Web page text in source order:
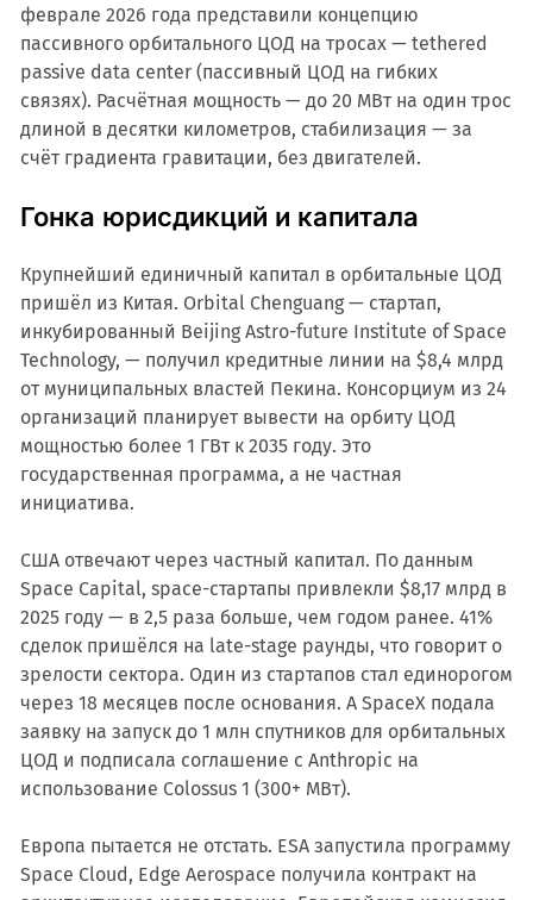
феврале 2026 года представили концепцию
пассивного орбитального ЦОД на тросах — tethered
passive data center (пассивный ЦОД на гибких
связях). Расчётная мощность — до 20 МВт на один трос
длиной в десятки километров, стабилизация — за
счёт градиента гравитации, без двигателей.
Гонка юрисдикций и капитала
Крупнейший единичный капитал в орбитальные ЦОД
пришёл из Китая. Orbital Chenguang — стартап,
инкубированный Beijing Astro-future Institute of Space
Technology, — получил кредитные линии на $8,4 млрд
от муниципальных властей Пекина. Консорциум из 24
организаций планирует вывести на орбиту ЦОД
мощностью более 1 ГВт к 2035 году. Это
государственная программа, а не частная
инициатива.
США отвечают через частный капитал. По данным
Space Capital, space-стартапы привлекли $8,17 млрд в
2025 году — в 2,5 раза больше, чем годом ранее. 41%
сделок пришёлся на late-stage раунды, что говорит о
зрелости сектора. Один из стартапов стал единорогом
через 18 месяцев после основания. А SpaceX подала
заявку на запуск до 1 млн спутников для орбитальных
ЦОД и подписала соглашение с Anthropic на
использование Colossus 1 (300+ МВт).
Европа пытается не отстать. ESA запустила программу
Space Cloud, Edge Aerospace получила контракт на